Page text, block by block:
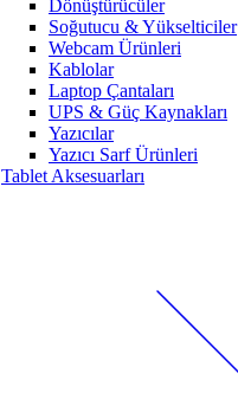
Dönüştürücüler
Soğutucu & Yükselticiler
Webcam Ürünleri
Kablolar
Laptop Çantaları
UPS & Güç Kaynakları
Yazıcılar
Yazıcı Sarf Ürünleri
Tablet Aksesuarları